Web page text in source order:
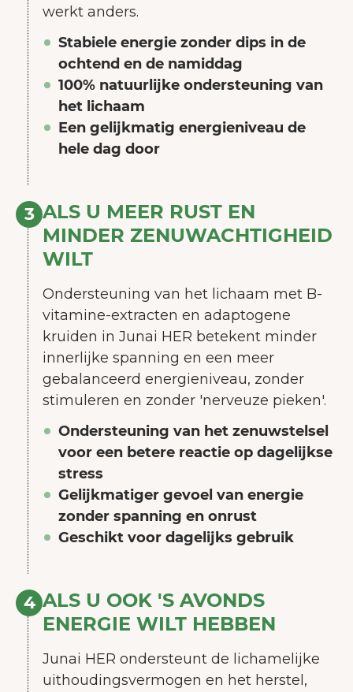
werkt anders.
Stabiele energie zonder dips in de
ochtend en de namiddag
100% natuurlijke ondersteuning van
het lichaam
Een gelijkmatig energieniveau de
hele dag door
3 ALS U MEER RUST EN
MINDER ZENUWACHTIGHEID
WILT
Ondersteuning van het lichaam met B-
vitamine-extracten en adaptogene
kruiden in Junai HER betekent minder
innerlijke spanning en een meer
gebalanceerd energieniveau, zonder
stimuleren en zonder 'nerveuze pieken'.
Ondersteuning van het zenuwstelsel
voor een betere reactie op dagelijkse
stress
Gelijkmatiger gevoel van energie
zonder spanning en onrust
Geschikt voor dagelijks gebruik
4 ALS U OOK 'S AVONDS
ENERGIE WILT HEBBEN
Junai HER ondersteunt de lichamelijke
uithoudingsvermogen en het herstel,